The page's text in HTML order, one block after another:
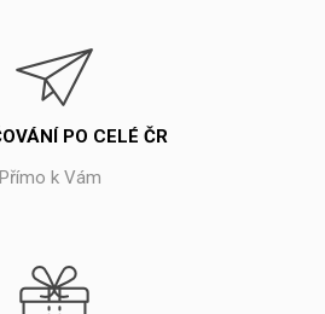
PO CELÉ ČR
Přímo k Vám